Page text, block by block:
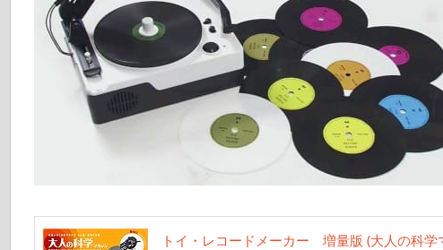
トイ・レコードメーカー 増量版 (大人の科学